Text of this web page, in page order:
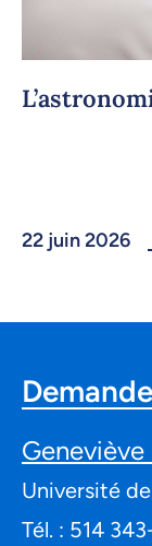
22 juin 2026
Geneviève
Université
Tél. : 514